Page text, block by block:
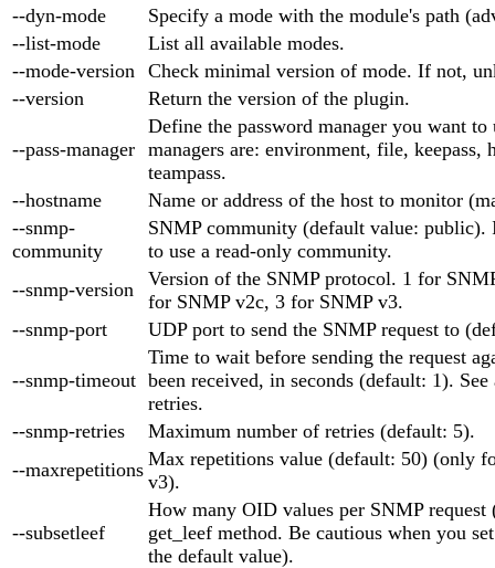
--dyn-mode
Specify a mode with the module's path
--list-mode
List all available modes.
--mode-version
Check minimal version of mode. If not,
--version
Return the version of the plugin.
--pass-manager
Define the password manager you want to
managers are: environment, file, keepass,
teampass.
--hostname
Name or address of the host to monitor
--snmp-
community
SNMP community (default value: public).
to use a read-only community.
--snmp-version
Version of the SNMP protocol. 1 for
for SNMP v2c, 3 for SNMP v3.
--snmp-port
UDP port to send the SNMP request to
--snmp-timeout
Time to wait before sending the request
been received, in seconds (default: 1).
retries.
--snmp-retries
Maximum number of retries (default: 5).
--maxrepetitions Max repetitions value (default: 50) (only
v3).
--subsetleef
How many OID values per SNMP
get_leef method. Be cautious when you
the default value).